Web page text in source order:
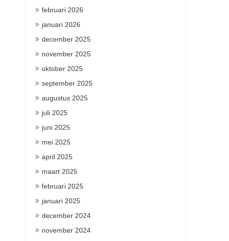
februari 2026
januari 2026
december 2025
november 2025
oktober 2025
september 2025
augustus 2025
juli 2025
juni 2025
mei 2025
april 2025
maart 2025
februari 2025
januari 2025
december 2024
november 2024